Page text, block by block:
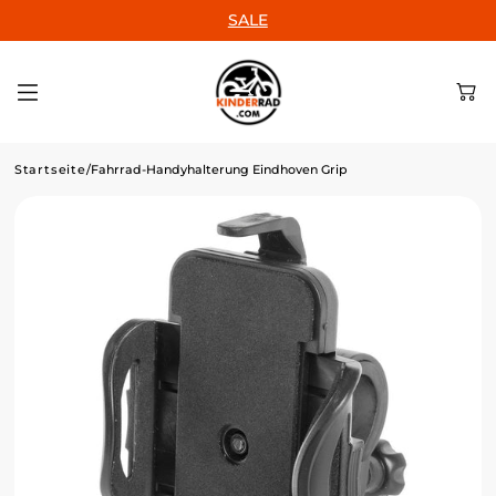
SALE
Entdecke Top-
Kinderfahrräder.
Kinderräder
Perfekt für die
Abenteuer auf
zwei Rädern.
Startseite/Fahrrad-Handyhalterung Eindhoven Grip